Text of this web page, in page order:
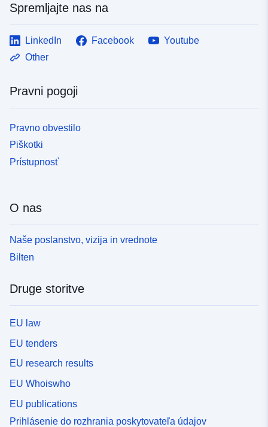
Spremljajte nas na
LinkedIn Facebook
Youtube
Other
Pravni pogoji
Pravno obvestilo
Piškotki
Prístupnosť
O nas
Naše poslanstvo, vizija in vrednote
Bilten
Druge storitve
EU law
EU tenders
EU research results
EU Whoiswho
EU publications
Prihlásenie do rozhrania poskytovateľa údajov